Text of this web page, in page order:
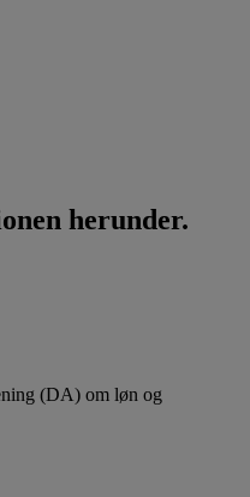
herunder.
(DA) om løn og